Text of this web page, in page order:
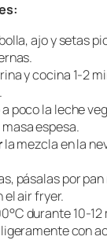
ajo y setas
y cocina 1-2
poco la leche
espesa.
la mezcla en la
pásalas por pan
el air fryer.
durante 10-12
con